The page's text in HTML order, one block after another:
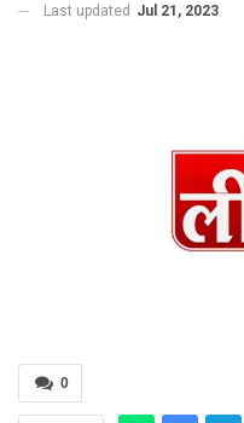
Last updated Jul 21, 2023
0